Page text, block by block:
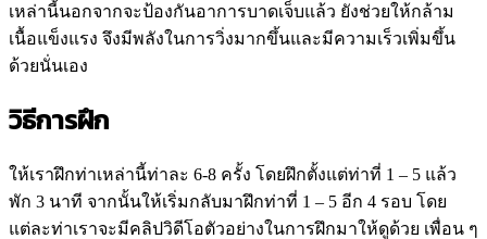
เหล่านี้นอกจากจะป้องกันอาการบาดเจ็บแล้ว ยังช่วยให้กล้าม
เนื้อแข็งแรง จึงมีพลังในการวิ่งมากขึ้นและมีความเร็วเพิ่มขึ้น
ด้วยนั่นเอง
วิธีการฝึก
ให้เราฝึกท่าเหล่านี้ท่าละ 6-8 ครั้ง โดยฝึกตั้งแต่ท่าที่ 1 – 5 แล้ว
พัก 3 นาที จากนั้นให้เริ่มกลับมาฝึกท่าที่ 1 – 5 อีก 4 รอบ โดย
แต่ละท่าเราจะมีคลิปวิดีโอตัวอย่างในการฝึกมาให้ดูด้วย เพื่อน ๆ